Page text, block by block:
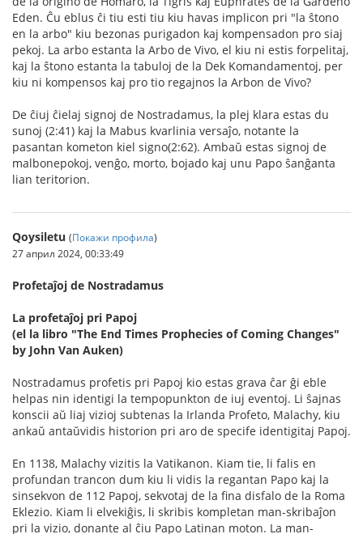
Eden. Ĉu eblus ĉi tiu esti tiu kiu havas implicon pri "la ŝtono
en la arbo" kiu bezonas purigadon kaj kompensadon pro siaj
pekoj. La arbo estanta la Arbo de Vivo, el kiu ni estis forpelitaj,
kaj la ŝtono estanta la tabuloj de la Dek Komandamentoj, per
kiu ni kompensos kaj pro tio regajnos la Arbon de Vivo?
De ĉiuj ĉielaj signoj de Nostradamus, la plej klara estas du
sunoj (2:41) kaj la Mabus kvarlinia versaĵo, notante la
pasantan kometon kiel signo(2:62). Ambaŭ estas signoj de
malbonepokoj, venĝo, morto, bojado kaj unu Papo ŝanĝanta
lian teritorion.
Qoysiletu (Покажи профила)
27 април 2024, 00:33:49
Profetaĵoj de Nostradamus
La profetaĵoj pri Papoj
(el la libro "The End Times Prophecies of Coming Changes"
by John Van Auken)
Nostradamus profetis pri Papoj kio estas grava ĉar ĝi eble
helpas nin identigi la tempopunkton de iuj eventoj. Li ŝajnas
konscii aŭ liaj vizioj subtenas la Irlanda Profeto, Malachy, kiu
ankaŭ antaŭvidis historion pri aro de specife identigitaj Papoj.
En 1138, Malachy vizitis la Vatikanon. Kiam tie, li falis en
profundan trancon dum kiu li vidis la regantan Papo kaj la
sinsekvon de 112 Papoj, sekvotaj de la fina disfalo de la Roma
Eklezio. Kiam li elvekiĝis, li skribis kompletan man-skribaĵon
pri la vizio, donante al ĉiu Papo Latinan moton. La man-